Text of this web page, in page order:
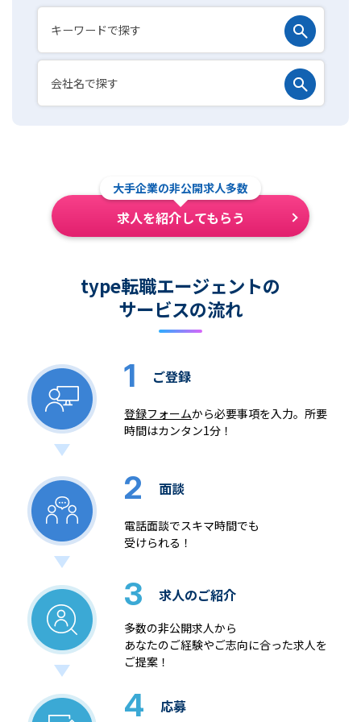
大手企業の非公開求人多数
求人を紹介してもらう
type転職エージェントの
サービスの流れ
1 ご登録
登録フォームから必要事項を入力。所要
時間はカンタン1分！
2 面談
電話面談でスキマ時間でも
受けられる！
3 求人のご紹介
多数の非公開求人から
あなたのご経験やご志向に合った求人を
ご提案！
4 応募